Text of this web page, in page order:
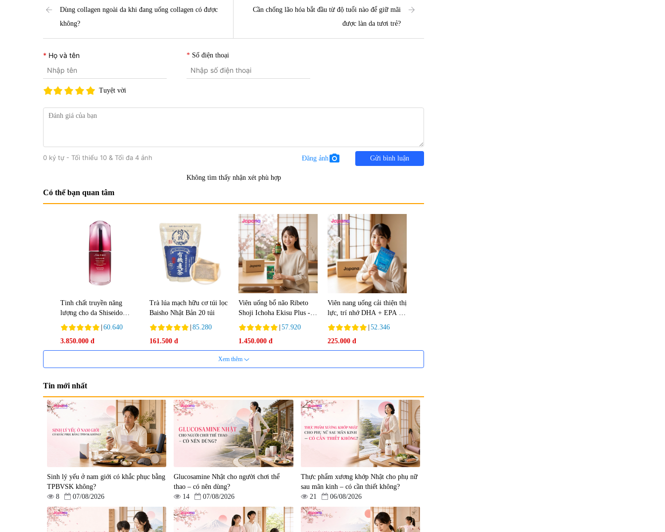
Dùng collagen ngoài da khi đang uống collagen có được
không?
Cần chống lão hóa bắt đầu từ độ tuổi nào để giữ mãi
được làn da tươi trẻ?
Họ và tên Số điện thoại
Tuyệt vời
0 ký tự - Tối thiểu 10 & Tối đa 4 ảnh Đăng ảnh photo_camera Gửi bình luận
Không tìm thấy nhận xét phù hợp
Có thể bạn quan tâm
Tinh chất truyền năng
lượng cho da Shiseido
Ultimune Power 75ml
60.640
3.850.000 đ
Trà lúa mạch hữu cơ túi lọc
Baisho Nhật Bản 20 túi
85.280
161.500 đ
Viên uống bổ não Ribeto
Shoji Ichoha Ekisu Plus -
90 viên
57.920
1.450.000 đ
Viên nang uống cải thiện thị
lực, trí nhớ DHA + EPA +
Flaxseed Oil 30 viên/gói -
Date 02/2027
52.346
225.000 đ
Tẩy tế bào chết Nichiei
Bussan Nano NMN+
Peeling Gel Luxury 200g
1.490.000 đ
Viên uống hỗ trợ bền thành
mạch, ngừa tai biến Elastin
Plus & Nattokinase Hokoen
80 viên
980.000 đ
Viên uống bổ gan Ribeto
Shoji Hepaclean 60 viên
Viên uống hỗ trợ cải thiện
thoát vị đĩa đệm Kyoto Has
30 viên
1.600.000 đ
Xem thêm
Tin mới nhất
Sinh lý yếu ở nam giới có khắc phục bằng
TPBVSK không?
8
07/08/2026
Glucosamine Nhật cho người chơi thể
thao – có nên dùng?
14
07/08/2026
Thực phẩm xương khớp Nhật cho phụ nữ
sau mãn kinh – có cần thiết không?
21
06/08/2026